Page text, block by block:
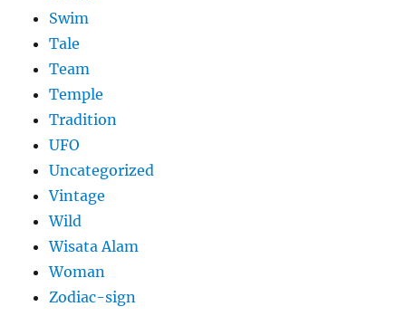
Swim
Tale
Team
Temple
Tradition
UFO
Uncategorized
Vintage
Wild
Wisata Alam
Woman
Zodiac-sign